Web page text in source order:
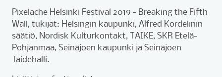
Pixelache Helsinki Festival 2019 - Breaking the Fifth
Wall, tukijat: Helsingin kaupunki, Alfred Kordelinin
säätiö, Nordisk Kulturkontakt, TAIKE, SKR Etelä-
Pohjanmaa, Seinäjoen kaupunki ja Seinäjoen
Taidehalli.